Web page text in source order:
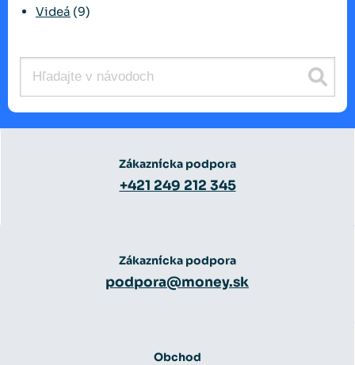
Videá (9)
Zákaznícka podpora
+421 249 212 345
Zákaznícka podpora
podpora@money.sk
Obchod